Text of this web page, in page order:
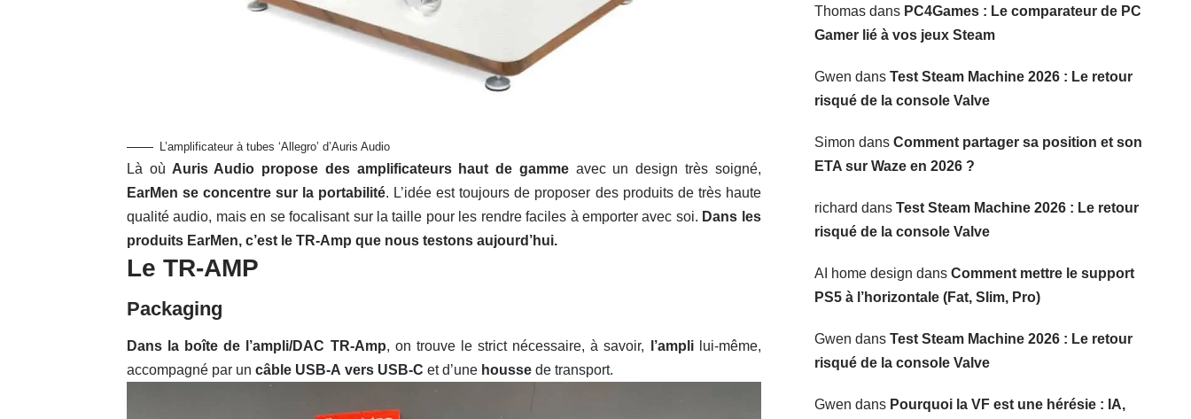
L’amplificateur à tubes ‘Allegro’ d’Auris Audio
Là où Auris Audio propose des amplificateurs haut de gammeavec un design très soigné,
EarMen se concentre sur la portabilité. L’idée est toujours de proposer des produits de très haute
qualité audio, mais en se focalisant sur la taille pour les rendre faciles à emporter avec soi. Dans les
produits EarMen, c’est le TR-Amp que nous testons aujourd’hui.
Le TR-AMP
Packaging
Dans la boîte de l’ampli/DAC TR-Amp, on trouve le strict nécessaire, à savoir, l’amplilui-même,
accompagné par un câble USB-A vers USB-C et d’une housse de transport.
Thomasdans PC4Games : Le comparateur de PC
Gamer lié à vos jeux Steam
Gwen dans Test Steam Machine 2026 : Le retour
risqué de la console Valve
Simon dans Comment partager sa position et son
ETA sur Waze en 2026 ?
richard dans Test Steam Machine 2026 : Le retour
risqué de la console Valve
AI home design dans Comment mettre le support
PS5 à l’horizontale (Fat, Slim, Pro)
Gwen dans Test Steam Machine 2026 : Le retour
risqué de la console Valve
Gwen dans Pourquoi la VF est une hérésie : IA,